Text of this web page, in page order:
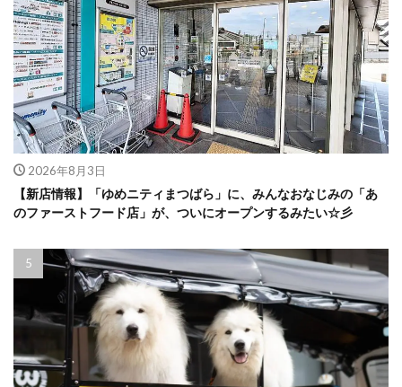
2026年8月3日
【新店情報】「ゆめニティまつばら」に、みんなおなじみの「あ
のファーストフード店」が、ついにオープンするみたい☆彡